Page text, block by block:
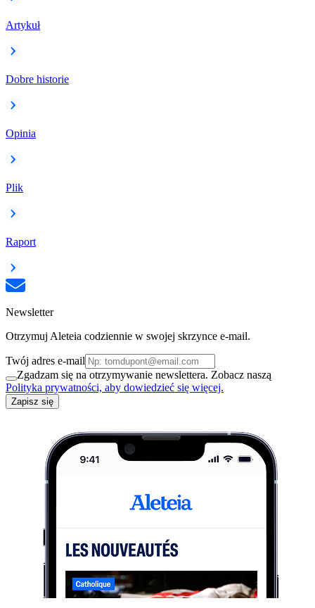
Artykuł
Dobre historie
Opinia
Plik
Raport
Newsletter
Otrzymuj Aleteia codziennie w swojej skrzynce e-mail.
Twój adres e-mail
Zgadzam się na otrzymywanie newslettera. Zobacz naszą
Polityka prywatności, aby dowiedzieć się więcej.
Zapisz się